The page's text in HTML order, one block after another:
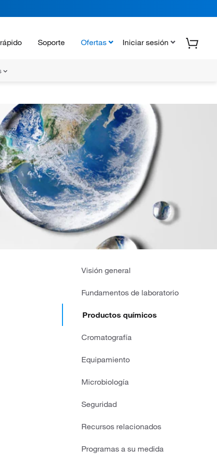
Soporte Ofertas Iniciar sesión
Visión general
Fundamentos de laboratorio
Productos químicos
Cromatografía
Equipamiento
Microbiología
Seguridad
Recursos relacionados
Programas a su medida